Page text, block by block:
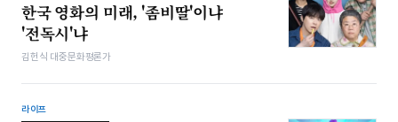
한국 영화의 미래, '좀비딸'이냐
'전독시'냐
김헌식 대중문화평론가
라이프